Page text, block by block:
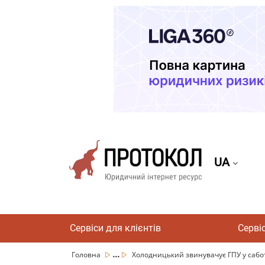
UA
Сервіси для клієнтів
Головна ... Холодницький звинувачує ГПУ у